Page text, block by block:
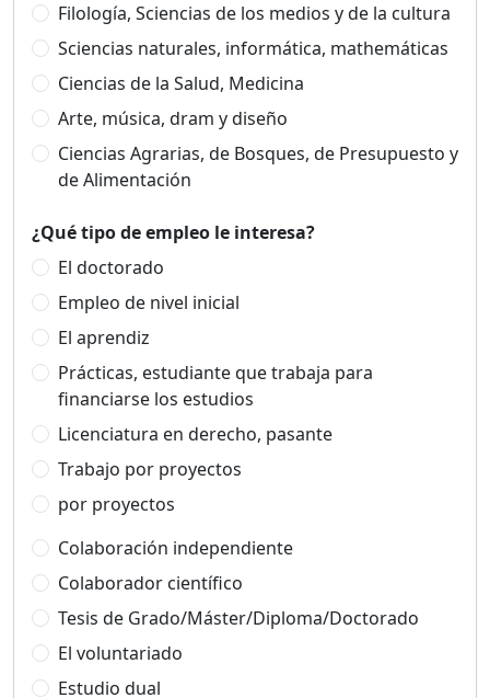
Filología, Sciencias de los medios y de la cultura
Sciencias naturales, informática, mathemáticas
Ciencias de la Salud, Medicina
Arte, música, dram y diseño
Ciencias Agrarias, de Bosques, de Presupuesto y
de Alimentación
¿Qué tipo de empleo le interesa?
El doctorado
Empleo de nivel inicial
El aprendiz
Prácticas, estudiante que trabaja para
financiarse los estudios
Licenciatura en derecho, pasante
Trabajo por proyectos
por proyectos
Colaboración independiente
Colaborador científico
Tesis de Grado/Máster/Diploma/Doctorado
El voluntariado
Estudio dual